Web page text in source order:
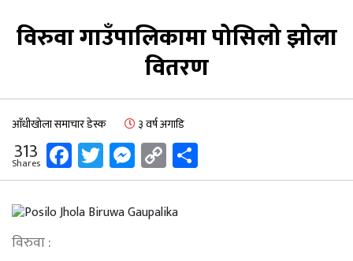
विरुवा गाउँपालिकामा पोसिलो झोला
वितरण
आँधीखोला समाचार डेस्क ३ वर्ष अगाडि
313
Shares Facebook
Twitter
Messenger
Copy
Link
विरुवा :